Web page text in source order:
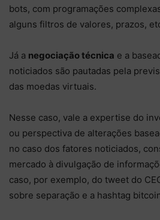
bots, com programações
alguns filtros de valores, prazos,
Já a negociação técnica e a
noticiados são pautadas pela
das moedas virtuais.
Nesse caso, vale a expertise do
ou perspectiva de alterações
no caso dos fatores noticiados,
mercado à divulgação de
caso, por exemplo, do tweet do
sobre separação e a hashtag